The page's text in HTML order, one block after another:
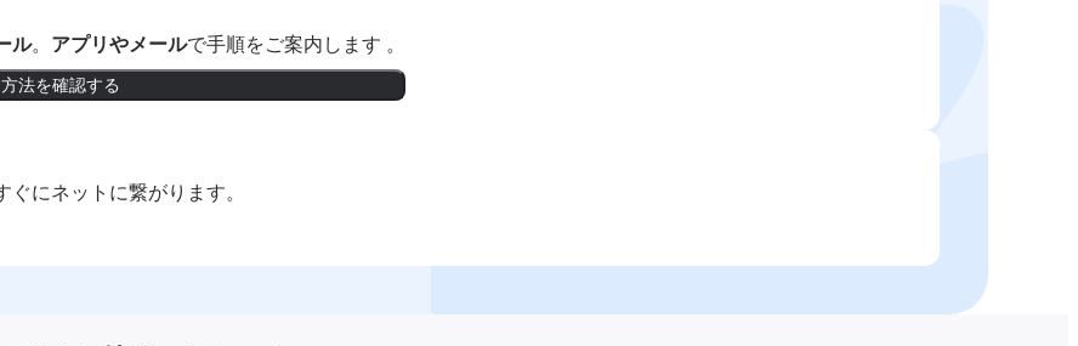
ル。 アプリやメールで手順をご案内します 。
方法を確認する
ぐにネットに繋がります。